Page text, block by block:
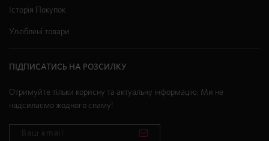
Історія Покупок
Улюблені товари
ПІДПИСАТИСЬ НА РОЗСИЛКУ
Отримуйте тільки корисну та актуальну інформацію. Ми не
надсилаємо жодного спаму!